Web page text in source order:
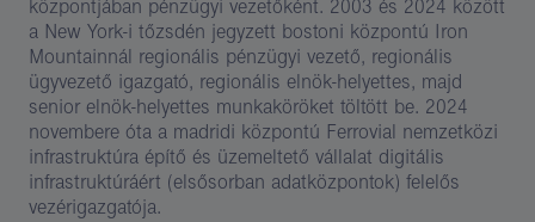
központjában pénzügyi vezetőként. 2003 és 2024 között
a New York-i tőzsdén jegyzett bostoni központú Iron
Mountainnál regionális pénzügyi vezető, regionális
ügyvezető igazgató, regionális elnök-helyettes, majd
senior elnök-helyettes munkaköröket töltött be. 2024
novembere óta a madridi központú Ferrovial nemzetközi
infrastruktúra építő és üzemeltető vállalat digitális
infrastruktúráért (elsősorban adatközpontok) felelős
vezérigazgatója.